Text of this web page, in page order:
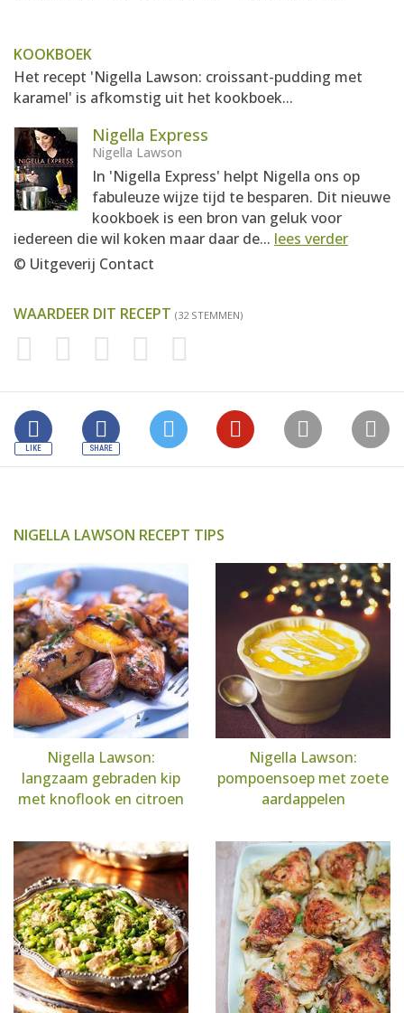
KOOKBOEK
Het recept 'Nigella Lawson: croissant-pudding met
karamel' is afkomstig uit het kookboek...
Nigella Express
Nigella Lawson
In 'Nigella Express' helpt Nigella ons op
fabuleuze wijze tijd te besparen. Dit nieuwe
kookboek is een bron van geluk voor
iedereen die wil koken maar daar de... lees verder
© Uitgeverij Contact
WAARDEER DIT RECEPT (32 STEMMEN)
NIGELLA LAWSON RECEPT TIPS
Nigella Lawson:
langzaam gebraden kip
met knoflook en citroen
Nigella Lawson:
pompoensoep met zoete
aardappelen